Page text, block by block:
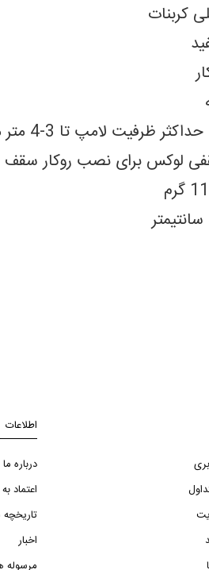
تا 3-4 متر مربع روشنایی دارد
نصب روکار سقف
اطلاعات
درباره ما
اعتماد
اخبار
مرسوله